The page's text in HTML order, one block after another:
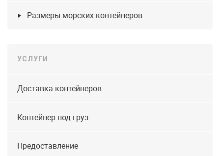
Размеры морских контейнеров
УСЛУГИ
Доставка контейнеров
Контейнер под груз
Предоставление